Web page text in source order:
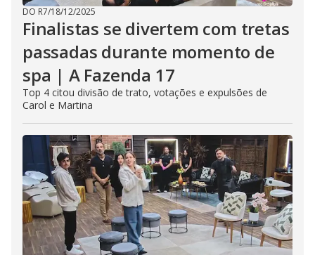
DO R7/18/12/2025
Finalistas se divertem com tretas
passadas durante momento de
spa | A Fazenda 17
Top 4 citou divisão de trato, votações e expulsões de
Carol e Martina